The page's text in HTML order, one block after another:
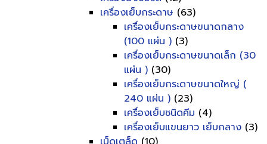
เครื่องเย็บกระดาษ (63)
เครื่องเย็บกระดาษขนาดกลาง
(100 แผ่น ) (3)
เครื่องเย็บกระดาษขนาดเล็ก (30
แผ่น ) (30)
เครื่องเย็บกระดาษขนาดใหญ่ (
240 แผ่น ) (23)
เครื่องเย็บชนิดคีม (4)
เครื่องเย็บแขนยาว เย็บกลาง (3)